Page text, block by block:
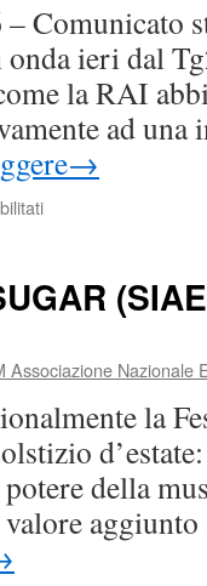
Comunicato
ieri dal
la RAI
ad una
→
su
aspettiamo
non
e
dati
Associazione Nazionale
la
della